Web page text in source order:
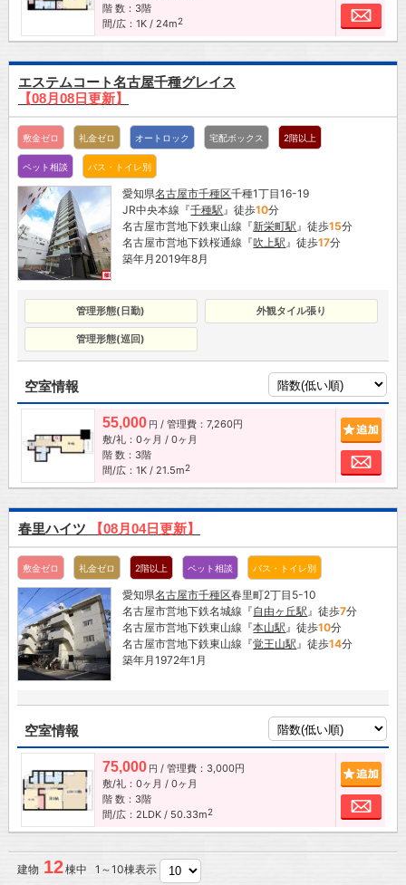
階 数：3階
間/広：1K / 24m2
お
エステムコート名古屋千種グレイス
【08月08日更新】
敷金ゼロ 礼金ゼロ オートロック 宅配ボックス 2階以上
ペット相談 バス・トイレ別
愛知県名古屋市千種区千種1丁目16-19
JR中央本線『千種駅 』徒歩10分
名古屋市営地下鉄東山線『新栄町駅 』徒歩15分
名古屋市営地下鉄桜通線『吹上駅 』徒歩17分
築年月2019年8月
管理形態(日勤) 外観タイル張り
管理形態(巡回)
空室情報
55,000 円 / 管理費：7,260円
敷/礼：0ヶ月 / 0ヶ月
階 数：3階
間/広：1K / 21.5m2
お
春里ハイツ 【08月04日更新】
敷金ゼロ 礼金ゼロ 2階以上 ペット相談 バス・トイレ別
愛知県名古屋市千種区春里町2丁目5-10
名古屋市営地下鉄名城線『自由ヶ丘駅 』徒歩7分
名古屋市営地下鉄東山線『本山駅 』徒歩10分
名古屋市営地下鉄東山線『覚王山駅 』徒歩14分
築年月1972年1月
空室情報
75,000 円 / 管理費：3,000円
敷/礼：0ヶ月 / 0ヶ月
階 数：3階
間/広：2LDK / 50.33m2
お
建物 12棟中 1～10棟表示